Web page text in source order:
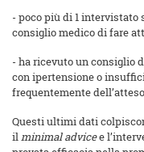
- poco più di 1 intervistato
consiglio medico di fare
- ha ricevuto un consiglio
con ipertensione o
frequentemente
Questi ultimi dati
ilminimal advicee